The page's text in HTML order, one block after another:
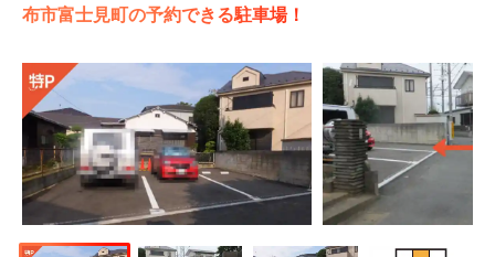
布市富士見町の予約できる駐車場！